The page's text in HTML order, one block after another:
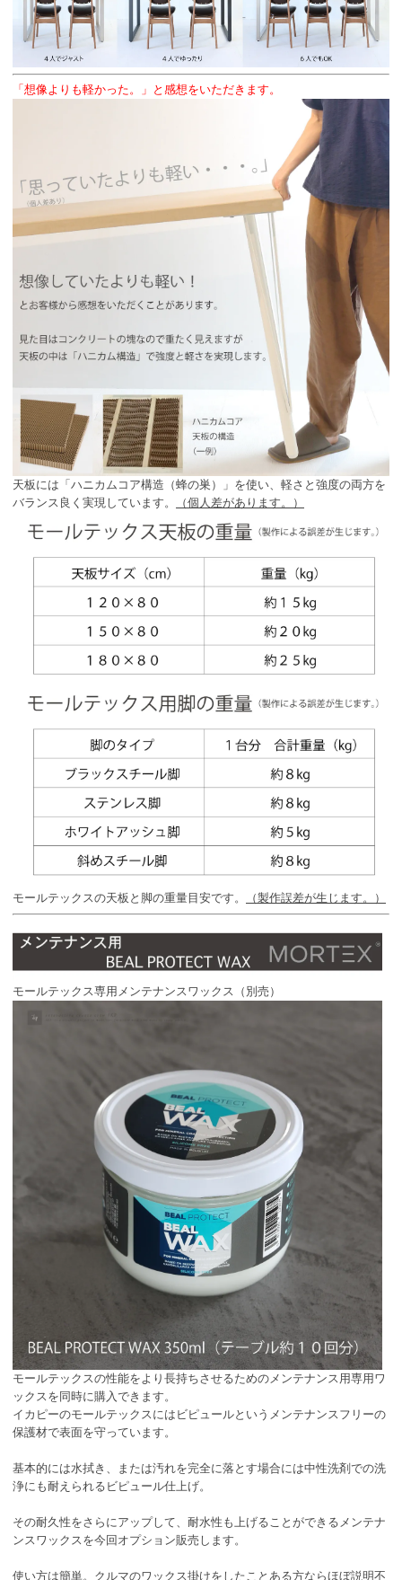
「想像よりも軽かった。」と感想をいただきます。
天板には「ハニカムコア構造（蜂の巣）」を使い、軽さと強度の両方を
バランス良く実現しています。
（個人差があります。）
モールテックスの天板と脚の重量目安です。 （製作誤差が生じます。）
モールテックス専用メンテナンスワックス（別売）
モールテックスの性能をより長持ちさせるためのメンテナンス用専用ワ
ックスを同時に購入できます。
イカピーのモールテックスにはビピュールというメンテナンスフリーの
保護材で表面を守っています。
基本的には水拭き、または汚れを完全に落とす場合には中性洗剤での洗
浄にも耐えられるビピュール仕上げ。
その耐久性をさらにアップして、耐水性も上げることができるメンテナ
ンスワックスを今回オプション販売します。
使い方は簡単。クルマのワックス掛けをしたことある方ならほぼ説明不